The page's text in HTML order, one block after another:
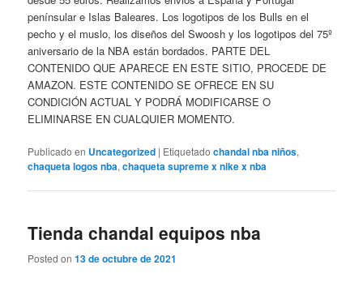
penínsular e Islas Baleares. Los logotipos de los Bulls en el
pecho y el muslo, los diseños del Swoosh y los logotipos del 75º
aniversario de la NBA están bordados. PARTE DEL
CONTENIDO QUE APARECE EN ESTE SITIO, PROCEDE DE
AMAZON. ESTE CONTENIDO SE OFRECE EN SU
CONDICIÓN ACTUAL Y PODRÁ MODIFICARSE O
ELIMINARSE EN CUALQUIER MOMENTO.
Publicado en Uncategorized | Etiquetado chandal nba niños,
chaqueta logos nba,chaqueta supreme x nike x nba
Tienda chandal equipos nba
Posted on13 de octubre de 2021